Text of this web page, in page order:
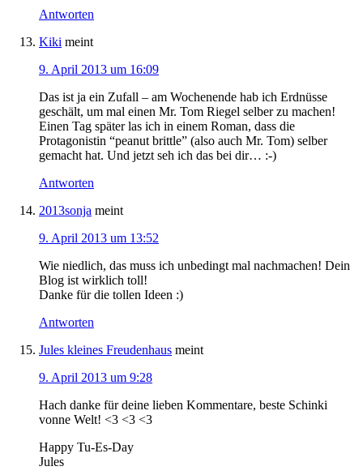
Antworten
Kiki meint
9. April 2013 um 16:09
Das ist ja ein Zufall – am Wochenende hab ich Erdnüsse
geschält, um mal einen Mr. Tom Riegel selber zu machen!
Einen Tag später las ich in einem Roman, dass die
Protagonistin “peanut brittle” (also auch Mr. Tom) selber
gemacht hat. Und jetzt seh ich das bei dir… :-)
Antworten
2013sonja meint
9. April 2013 um 13:52
Wie niedlich, das muss ich unbedingt mal nachmachen! Dein
Blog ist wirklich toll!
Danke für die tollen Ideen :)
Antworten
Jules kleines Freudenhaus meint
9. April 2013 um 9:28
Hach danke für deine lieben Kommentare, beste Schinki
vonne Welt! <3 <3 <3
Happy Tu-Es-Day
Jules